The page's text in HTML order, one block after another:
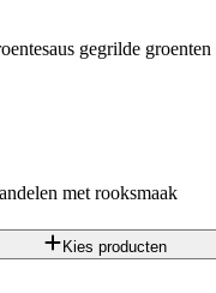
gegrilde groenten
met rooksmaak
Kies producten